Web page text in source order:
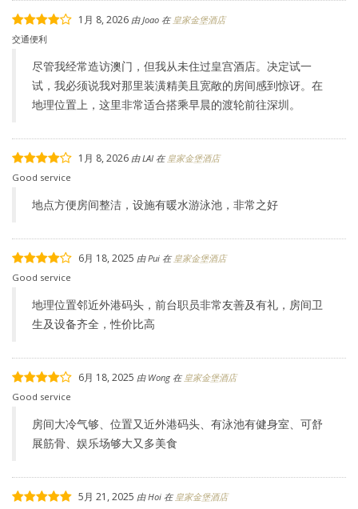
1月 8, 2026 由Joao 在 皇家金堡酒店
交通便利
尽管我经常造访澳门，但我从未住过皇宫酒店。决定试一
试，我必须说我对那里装潢精美且宽敞的房间感到惊讶。在
地理位置上，这里非常适合搭乘早晨的渡轮前往深圳。
1月 8, 2026 由LAI 在 皇家金堡酒店
Good service
地点方便房间整洁，设施有暖水游泳池，非常之好
6月 18, 2025 由Pui 在 皇家金堡酒店
Good service
地理位置邻近外港码头，前台职员非常友善及有礼，房间卫
生及设备齐全，性价比高
6月 18, 2025 由 Wong 在 皇家金堡酒店
Good service
房间大冷气够、位置又近外港码头、有泳池有健身室、可舒
展筋骨、娱乐场够大又多美食
5月 21, 2025 由Hoi 在 皇家金堡酒店